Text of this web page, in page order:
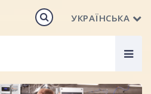
УКРАЇНСЬКА